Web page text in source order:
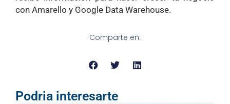
con Amarello y Google Data Warehouse.
Comparte en:
Podria interesarte